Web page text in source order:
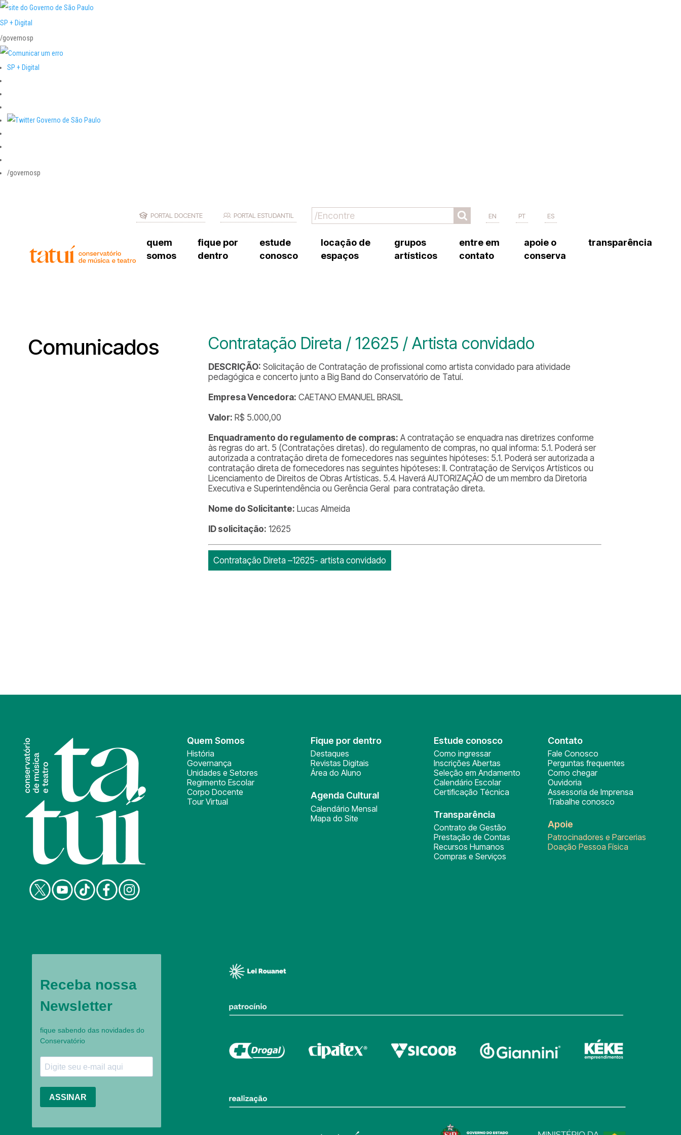
SP + Digital
/governosp
SP + Digital
/governosp
PORTAL DOCENTE PORTAL ESTUDANTIL EN PT ES
quem
somos
fique por
dentro
estude
conosco
locação de
espaços
grupos
artísticos
entre em
contato
assessoria de imprensa
trabalhe conosco
apoie o
conserva
transparência
Comunicados Contratação Direta / 12625 / Artista convidado
DESCRIÇÃO: Solicitação de Contratação de profissional como artista convidado para atividade
pedagógica e concerto junto a Big Band do Conservatório de Tatuí.
Empresa Vencedora: CAETANO EMANUEL BRASIL
Valor: R$ 5.000,00
Enquadramento do regulamento de compras: A contratação se enquadra nas diretrizes conforme
às regras do art. 5 (Contratações diretas). do regulamento de compras, no qual informa: 5.1. Poderá ser
autorizada a contratação direta de fornecedores nas seguintes hipóteses: 5.1. Poderá ser autorizada a
contratação direta de fornecedores nas seguintes hipóteses: II. Contratação de Serviços Artísticos ou
Licenciamento de Direitos de Obras Artísticas. 5.4. Haverá AUTORIZAÇÃO de um membro da Diretoria
Executiva e Superintendência ou Gerência Geral para contratação direta.
Nome do Solicitante: Lucas Almeida
ID solicitação: 12625
Contratação Direta –12625- artista convidado
Quem Somos
História
Governança
Unidades e Setores
Regimento Escolar
Corpo Docente
Tour Virtual
Fique por dentro
Destaques
Revistas Digitais
Área do Aluno
Agenda Cultural
Calendário Mensal
Mapa do Site
Estude conosco
Como ingressar
Inscrições Abertas
Seleção em Andamento
Calendário Escolar
Certificação Técnica
Transparência
Contrato de Gestão
Prestação de Contas
Recursos Humanos
Compras e Serviços
Contato
Fale Conosco
Perguntas frequentes
Como chegar
Ouvidoria
Assessoria de Imprensa
Trabalhe conosco
Apoie
Patrocinadores e Parcerias
Doação Pessoa Física